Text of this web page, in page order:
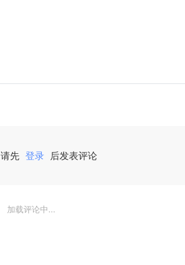
请先 登录 后发表评论
加载评论中...